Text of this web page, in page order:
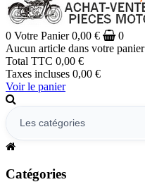
0 Votre Panier 0,00 €
0
Aucun article dans votre panier
Total TTC 0,00 €
Taxes incluses 0,00 €
Voir le panier
Catégories